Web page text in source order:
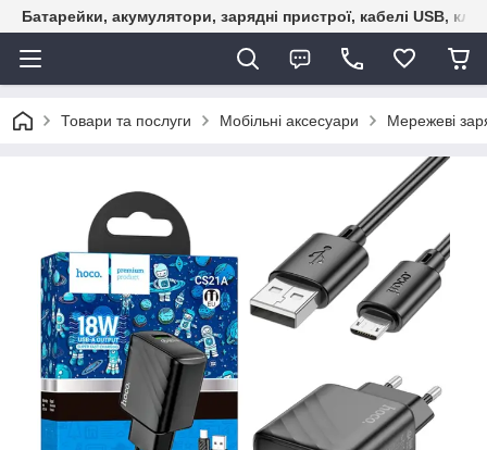
Батарейки, акумулятори, зарядні пристрої, кабелі USB,
Товари та послуги Мобільні аксесуари Мережеві